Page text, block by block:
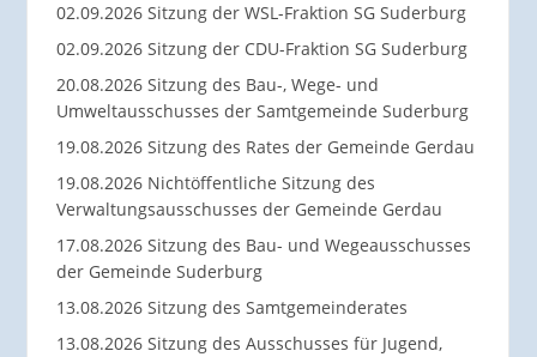
02.09.2026 Sitzung der WSL-Fraktion SG Suderburg
02.09.2026 Sitzung der CDU-Fraktion SG Suderburg
20.08.2026 Sitzung des Bau-, Wege- und
Umweltausschusses der Samtgemeinde Suderburg
19.08.2026 Sitzung des Rates der Gemeinde Gerdau
19.08.2026 Nichtöffentliche Sitzung des
Verwaltungsausschusses der Gemeinde Gerdau
17.08.2026 Sitzung des Bau- und Wegeausschusses
der Gemeinde Suderburg
13.08.2026 Sitzung des Samtgemeinderates
13.08.2026 Sitzung des Ausschusses für Jugend,